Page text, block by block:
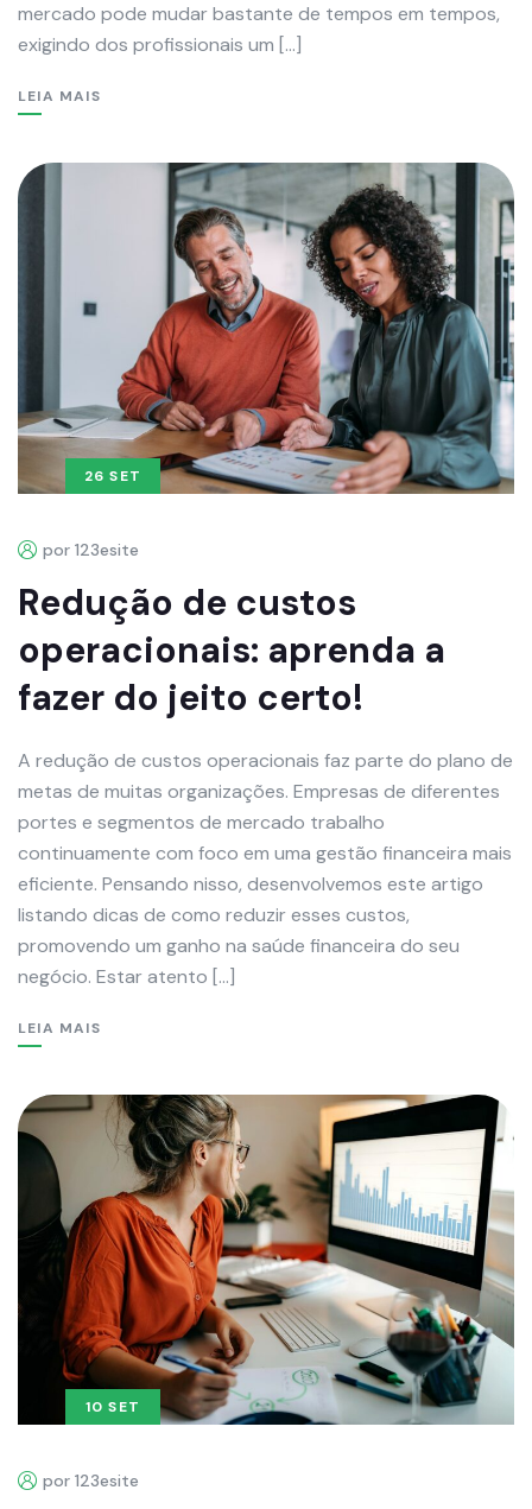
mercado pode mudar bastante de tempos em tempos,
exigindo dos profissionais um […]
LEIA MAIS
26 SET
por 123esite
Redução de custos
operacionais: aprenda a
fazer do jeito certo!
A redução de custos operacionais faz parte do plano de
metas de muitas organizações. Empresas de diferentes
portes e segmentos de mercado trabalho
continuamente com foco em uma gestão financeira mais
eficiente. Pensando nisso, desenvolvemos este artigo
listando dicas de como reduzir esses custos,
promovendo um ganho na saúde financeira do seu
negócio. Estar atento […]
LEIA MAIS
10 SET
por 123esite